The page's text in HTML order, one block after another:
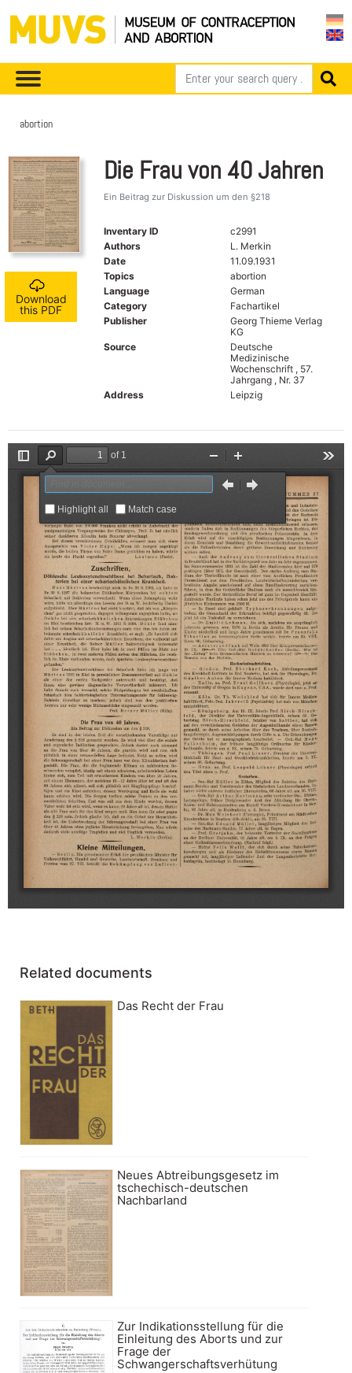
abortion
Download
this PDF
Die Frau von 40 Jahren
Ein Beitrag zur Diskussion um den §218
Inventary ID
c2991
Authors
L. Merkin
Date
11.09.1931
Topics
abortion
Language
German
Category
Fachartikel
Publisher
Georg Thieme Verlag
KG
Source
Deutsche
Medizinische
Wochenschrift , 57.
Jahrgang , Nr. 37
Address
Leipzig
Related documents
Das Recht der Frau
Neues Abtreibungsgesetz im
tschechisch-deutschen
Nachbarland
Zur Indikationsstellung für die
Einleitung des Aborts und zur
Frage der
Schwangerschaftsverhütung